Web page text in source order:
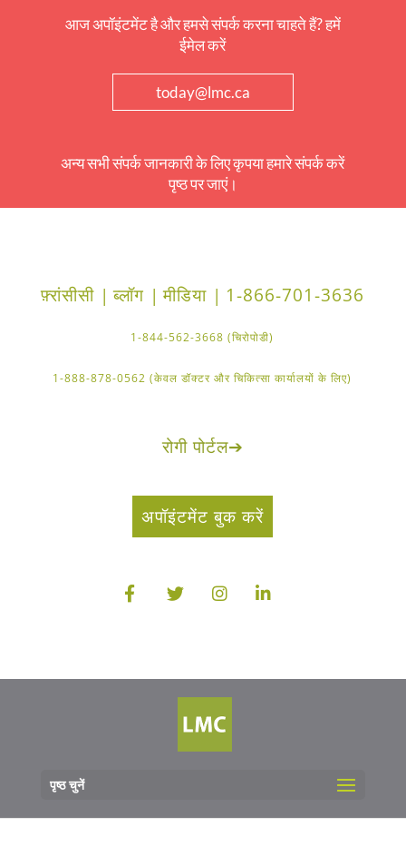
आज अपॉइंटमेंट है और हमसे संपर्क करना चाहते हैं? हमें
ईमेल करें
today@lmc.ca
अन्य सभी संपर्क जानकारी के लिए कृपया हमारे संपर्क करें
पृष्ठ पर जाएं।
फ़्रांसीसी | ब्लॉग | मीडिया | 1-866-701-3636
1-844-562-3668 (चिरोपोडी)
1-888-878-0562 (केवल डॉक्टर और चिकित्सा कार्यालयों के लिए)
रोगी पोर्टल➔
अपॉइंटमेंट बुक करें
पृष्ठ चुनें